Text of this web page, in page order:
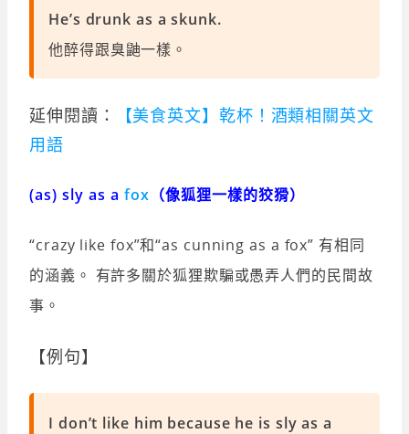
He’s drunk as a skunk.
他醉得跟臭鼬一樣。
延伸閱讀：
【美食英文】乾杯！酒類相關英文
用語
(as) sly as a fox （像狐狸一樣的狡猾）
“crazy like fox”和“as cunning as a fox” 有相同
的涵義。 有許多關於狐狸欺騙或愚弄人們的民間故
事。
【例句】
I don’t like him because he is sly as a